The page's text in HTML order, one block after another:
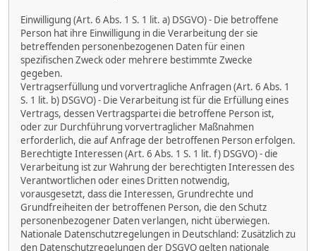
Einwilligung (Art. 6 Abs. 1 S. 1 lit. a) DSGVO) - Die betroffene
Person hat ihre Einwilligung in die Verarbeitung der sie
betreffenden personenbezogenen Daten für einen
spezifischen Zweck oder mehrere bestimmte Zwecke
gegeben.
Vertragserfüllung und vorvertragliche Anfragen (Art. 6 Abs. 1
S. 1 lit. b) DSGVO) - Die Verarbeitung ist für die Erfüllung eines
Vertrags, dessen Vertragspartei die betroffene Person ist,
oder zur Durchführung vorvertraglicher Maßnahmen
erforderlich, die auf Anfrage der betroffenen Person erfolgen.
Berechtigte Interessen (Art. 6 Abs. 1 S. 1 lit. f) DSGVO) - die
Verarbeitung ist zur Wahrung der berechtigten Interessen des
Verantwortlichen oder eines Dritten notwendig,
vorausgesetzt, dass die Interessen, Grundrechte und
Grundfreiheiten der betroffenen Person, die den Schutz
personenbezogener Daten verlangen, nicht überwiegen.
Nationale Datenschutzregelungen in Deutschland: Zusätzlich zu
den Datenschutzregelungen der DSGVO gelten nationale